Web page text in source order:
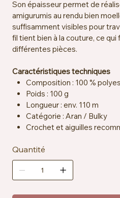
Son épaisseur permet de
amigurumis au rendu bien
suffisamment visibles pour
fil tient bien à la couture, ce
différentes pièces.
Caractéristiques techniques
Composition : 100 %
Poids : 100 g
Longueur : env. 110 m
Catégorie : Aran / Bulky
Crochet et aiguilles
Entretien : lavable en
Quantité